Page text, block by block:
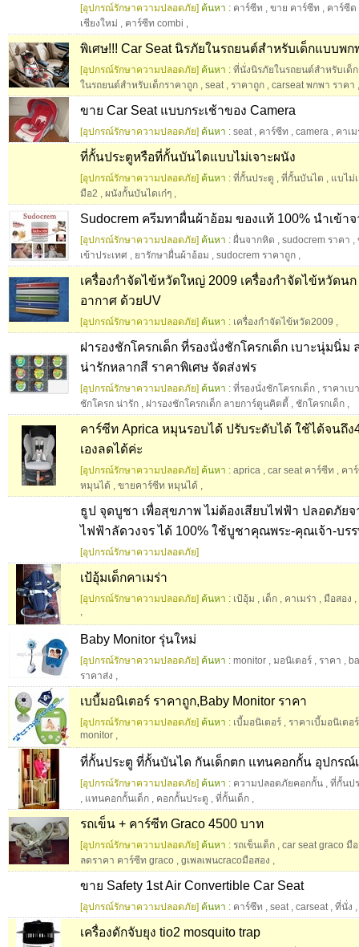
[อุปกรณ์รักษาความปลอดภัย] ค้นหา : คาร์ซีท , ขาย คาร์ซีท , คาร์ซีด
เชียงใหม่ , คาร์ซีท combi ,
พิเศษ!!! Car Seat นิรภัยในรถยนต์สำหรับเด็กแบบพก
[อุปกรณ์รักษาความปลอดภัย] ค้นหา : ที่นั่งนิรภัยในรถยนต์สำหรับเด็
ในรถยนต์สำหรับเด็กราคาถูก , seat, ราคาถูก , carseat พกพา ราคา ,
ขาย Car Seat แบบกระเช้าของ Camera
[อุปกรณ์รักษาความปลอดภัย] ค้นหา : seat, คาร์ซีท , camera , คาเ
ที่กั้นประตูหรือที่กั้นบันไดแบบไม่เจาะผนัง
[อุปกรณ์รักษาความปลอดภัย] ค้นหา : ที่กั้นประตู , ที่กั้นบันได , แบไม่
มือ2 , ผนังกั้นบันไดเก๋ๆ ,
Sudocrem ครีมทาผื่นผ้าอ้อม ของแท้ 100% นำเข้าจ
[อุปกรณ์รักษาความปลอดภัย] ค้นหา : ผื่นจากหิด , sudocrem ราคา ,
เข้าประเทศ , ยารักษาผื่นผ้าอ้อม , sudocrem ราคาถูก ,
เครื่องกำจัดไข้หวัดใหญ่ 2009 เครื่องกำจัดไข้หวัดน
อากาศ ด้วยUV
[อุปกรณ์รักษาความปลอดภัย] ค้นหา : เครื่องกำจัดไข้หวัด2009 ,
ฝารองชักโครกเด็ก ที่รองนั่งชักโครกเด็ก เบาะนุ่มนิ่ม
น่ารักหลากสี ราคาพิเศษ จัดส่งฟร
[อุปกรณ์รักษาความปลอดภัย] ค้นหา : ที่รองนั่งชักโครกเด็ก , ราคาเบ
ชักโครก น่ารัก , ฝารองชักโครกเด็ก ลายการ์ตูนคิตตี้ , ชักโครกเด็ก ,
คาร์ซีท Aprica หมุนรอบได้ ปรับระดับได้ ใช้ได้จนถึง
เองลดได้ค่ะ
[อุปกรณ์รักษาความปลอดภัย] ค้นหา : aprica , car seat คาร์ซีท , คา
หมุนได้ , ขายคาร์ซีท หมุนได้ ,
ธูป จุดบูชา เพื่อสุขภาพ ไม่ต้องเสียบไฟฟ้า ปลอดภัย
ไฟฟ้าลัดวงจร ได้ 100% ใช้บูชาคุณพระ-คุณเจ้า-บร
[อุปกรณ์รักษาความปลอดภัย]
เป้อุ้มเด็กคาเมร่า
[อุปกรณ์รักษาความปลอดภัย] ค้นหา : เป้อุ้ม , เด็ก , คาเมร่า , มือสอง ,
,
Baby Monitor รุ่นใหม่
[อุปกรณ์รักษาความปลอดภัย] ค้นหา : monitor , มอนิเตอร์ , ราคา ,
ราคาส่ง ,
เบบี้มอนิเตอร์ ราคาถูก,Baby Monitor ราคา
[อุปกรณ์รักษาความปลอดภัย] ค้นหา : เบี้มอนิเตอร์ , ราคาเบี้มอนิเตอร์
monitor ,
ที่กั้นประตู ที่กั้นบันได กันเด็กตก แทนคอกกั้น อุปกรณ์
[อุปกรณ์รักษาความปลอดภัย] ค้นหา : ความปลอดภัยคอกกั้น , ที่กั้นป
, แทนคอกกั้นเด็ก , คอกกั้นประตู , ที่กั้นเด็ก ,
รถเข็น + คาร์ซีท Graco 4500 บาท
[อุปกรณ์รักษาความปลอดภัย] ค้นหา : รถเข็นเด็ก , car seat graco มื
ลดราคา คาร์ซีท graco , gเพลเพนcracoมือสอง ,
ขาย Safety 1st Air Convertible Car Seat
[อุปกรณ์รักษาความปลอดภัย] ค้นหา : คาร์ซึท , seat, carseat, ที่นั่ง ,
เครื่องดักจับยุง tio2 mosquito trap